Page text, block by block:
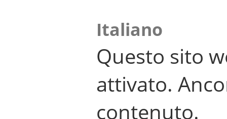
Italiano
Questo sito
attivato.
contenuto.